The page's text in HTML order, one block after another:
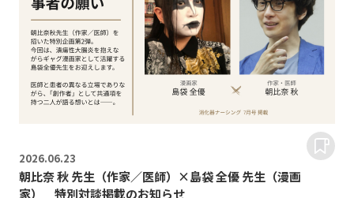
2026.06.23
朝比奈 秋 先生（作家／医師）×島袋 全優 先生（漫画
家） 特別対談掲載のお知らせ